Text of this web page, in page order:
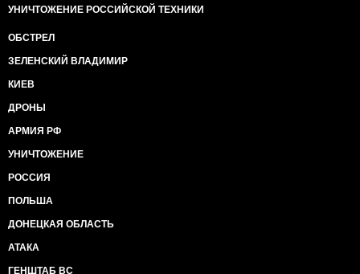
УНИЧТОЖЕНИЕ РОССИЙСКОЙ ТЕХНИКИ
ОБСТРЕЛ
ЗЕЛЕНСКИЙ ВЛАДИМИР
КИЕВ
ДРОНЫ
АРМИЯ РФ
УНИЧТОЖЕНИЕ
РОССИЯ
ПОЛЬША
ДОНЕЦКАЯ ОБЛАСТЬ
АТАКА
ГЕНШТАБ ВС